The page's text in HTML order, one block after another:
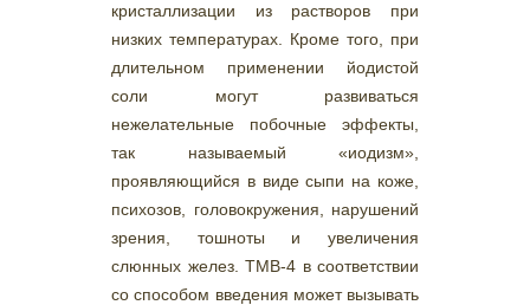
кристаллизации из растворов при
низких температурах. Кроме того, при
длительном применении йодистой
соли могут развиваться
нежелательные побочные эффекты,
так называемый «иодизм»,
проявляющийся в виде сыпи на коже,
психозов, головокружения, нарушений
зрения, тошноты и увеличения
слюнных желез. ТМВ-4 в соответствии
со способом введения может вызывать